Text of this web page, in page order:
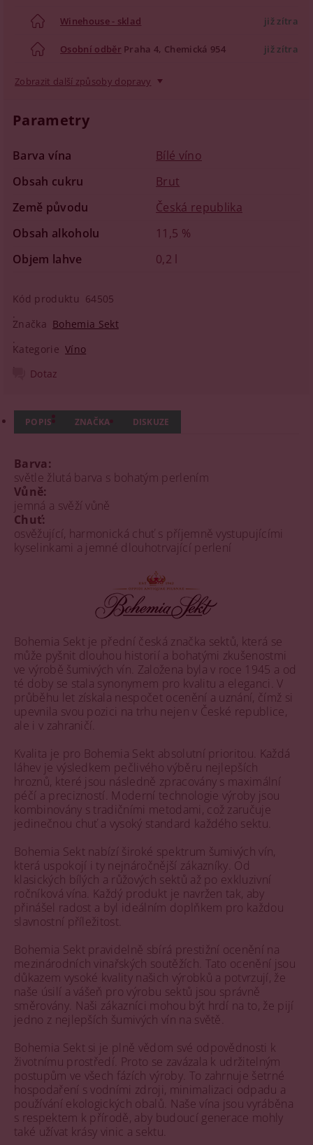
Winehouse - sklad již zítra
Osobní odběr Praha 4, Chemická 954 již zítra
Zobrazit další způsoby dopravy
Parametry
Barva vína
Bílé víno
Obsah cukru
Brut
Země původu
Česká republika
Obsah alkoholu
11,5 %
Objem lahve
0,2 l
Kód produktu 64505
Značka Bohemia Sekt
Kategorie Víno
Dotaz
POPIS ZNAČKA DISKUZE
Barva:
světle žlutá barva s bohatým perlením
Vůně:
jemná a svěží vůně
Chuť:
osvěžující, harmonická chuť s příjemně vystupujícími
kyselinkami a jemné dlouhotrvající perlení
Bohemia Sekt je přední česká značka sektů, která se
může pyšnit dlouhou historií a bohatými zkušenostmi
ve výrobě šumivých vín. Založena byla v roce 1945 a od
té doby se stala synonymem pro kvalitu a eleganci. V
průběhu let získala nespočet ocenění a uznání, čímž si
upevnila svou pozici na trhu nejen v České republice,
ale i v zahraničí.
Kvalita je pro Bohemia Sekt absolutní prioritou. Každá
láhev je výsledkem pečlivého výběru nejlepších
hroznů, které jsou následně zpracovány s maximální
péčí a precizností. Moderní technologie výroby jsou
kombinovány s tradičními metodami, což zaručuje
jedinečnou chuť a vysoký standard každého sektu.
Bohemia Sekt nabízí široké spektrum šumivých vín,
která uspokojí i ty nejnáročnější zákazníky. Od
klasických bílých a růžových sektů až po exkluzivní
ročníková vína. Každý produkt je navržen tak, aby
přinášel radost a byl ideálním doplňkem pro každou
slavnostní příležitost.
Bohemia Sekt pravidelně sbírá prestižní ocenění na
mezinárodních vinařských soutěžích. Tato ocenění jsou
důkazem vysoké kvality našich výrobků a potvrzují, že
naše úsilí a vášeň pro výrobu sektů jsou správně
směrovány. Naši zákazníci mohou být hrdí na to, že pijí
jedno z nejlepších šumivých vín na světě.
Bohemia Sekt si je plně vědom své odpovědnosti k
životnímu prostředí. Proto se zavázala k udržitelným
postupům ve všech fázích výroby. To zahrnuje šetrné
hospodaření s vodními zdroji, minimalizaci odpadu a
používání ekologických obalů. Naše vína jsou vyráběna
s respektem k přírodě, aby budoucí generace mohly
také užívat krásy vinic a sektu.